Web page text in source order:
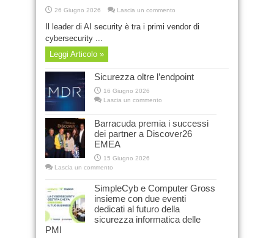
26 Giugno 2026 Lascia un commento
Il leader di AI security è tra i primi vendor di
cybersecurity ...
Leggi Articolo »
Sicurezza oltre l’endpoint
16 Giugno 2026
Lascia un commento
Barracuda premia i successi
dei partner a Discover26
EMEA
15 Giugno 2026
Lascia un commento
SimpleCyb e Computer Gross
insieme con due eventi
dedicati al futuro della
sicurezza informatica delle
PMI